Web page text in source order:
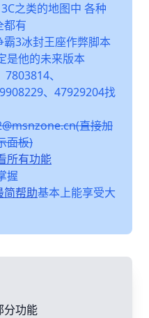
之类的地图中 各种
都有
3冰封王座作弊脚本
是他的未来版本
、
、47929204找
直接加
面板)
所有功能
握
简帮助基本上能享受大
分功能